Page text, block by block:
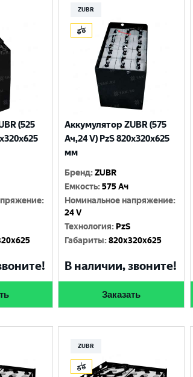
(525
:
ZUBR
Аккумулятор ZUBR (575
Ач,24 V) PzS 820x320x625
мм
Бренд:ZUBR
Емкость:575 Ач
Номинальное напряжение:
24 V
Технология: PzS
Габариты:820x320x625
В наличии, звоните!
Заказать
ZUBR